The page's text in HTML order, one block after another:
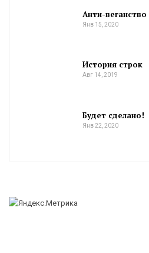
Анти-веганство
Янв 15, 2020
История строк
Авг 14, 2019
Будет сделано!
Янв 22, 2020